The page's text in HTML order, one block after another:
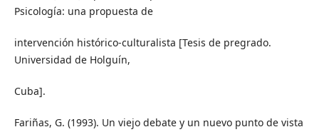
Psicología: una propuesta de
intervención histórico-culturalista [Tesis de pregrado.
Universidad de Holguín,
Cuba].
Fariñas, G. (1993). Un viejo debate y un nuevo punto de vista